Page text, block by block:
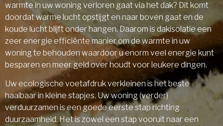
warmte in uw woning verloren gaat via het dak? Dit komt
doordat warme lucht opstijgt en naar boven gaat en de
koude lucht blijft onder hangen. Daarom is dakisolatie een
zeer energie efficiënte manier om de warmte in uw
woning te behouden waardoor u enorm veel energie kunt
besparen en meer geld over houdt voor leukere dingen.
Uw ecologische voetafdruk verkleinen is het beste
haalbaar in kleine stapjes. Uw woning (verder)
verduurzamen is een goede eerste stap richting
duurzaamheid. Het is zowel een stap vooruit naar een